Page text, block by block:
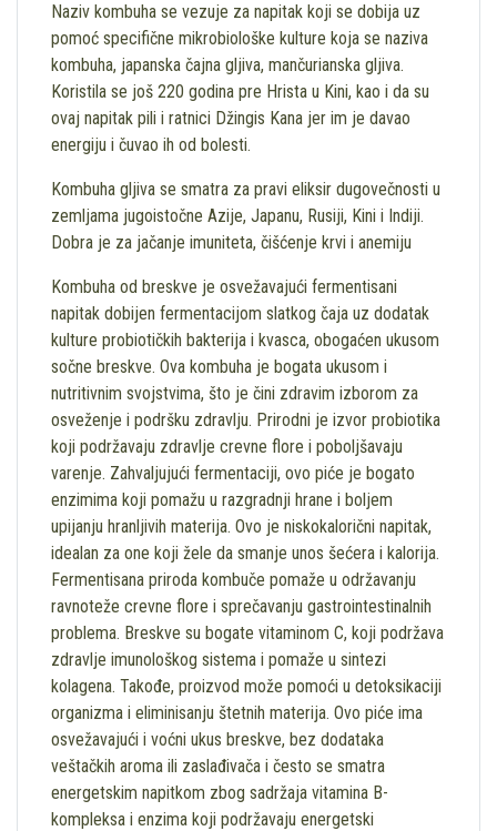
Naziv kombuha se vezuje za napitak koji se dobija uz
pomoć specifične mikrobiološke kulture koja se naziva
kombuha, japanska čajna gljiva, mančurianska gljiva.
Koristila se još 220 godina pre Hrista u Kini, kao i da su
ovaj napitak pili i ratnici Džingis Kana jer im je davao
energiju i čuvao ih od bolesti.
Kombuha gljiva se smatra za pravi eliksir dugovečnosti u
zemljama jugoistočne Azije, Japanu, Rusiji, Kini i Indiji.
Dobra je za jačanje imuniteta, čišćenje krvi i anemiju
Kombuha od breskve je osvežavajući fermentisani
napitak dobijen fermentacijom slatkog čaja uz dodatak
kulture probiotičkih bakterija i kvasca, obogaćen ukusom
sočne breskve. Ova kombuha je bogata ukusom i
nutritivnim svojstvima, što je čini zdravim izborom za
osveženje i podršku zdravlju. Prirodni je izvor probiotika
koji podržavaju zdravlje crevne flore i poboljšavaju
varenje. Zahvaljujući fermentaciji, ovo piće je bogato
enzimima koji pomažu u razgradnji hrane i boljem
upijanju hranljivih materija. Ovo je niskokalorični napitak,
idealan za one koji žele da smanje unos šećera i kalorija.
Fermentisana priroda kombuče pomaže u održavanju
ravnoteže crevne flore i sprečavanju gastrointestinalnih
problema. Breskve su bogate vitaminom C, koji podržava
zdravlje imunološkog sistema i pomaže u sintezi
kolagena. Takođe, proizvod može pomoći u detoksikaciji
organizma i eliminisanju štetnih materija. Ovo piće ima
osvežavajući i voćni ukus breskve, bez dodataka
veštačkih aroma ili zaslađivača i često se smatra
energetskim napitkom zbog sadržaja vitamina B-
kompleksa i enzima koji podržavaju energetski